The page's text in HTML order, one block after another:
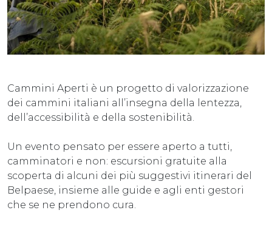
Cammini Aperti è un progetto di valorizzazione
dei cammini italiani all’insegna della lentezza,
dell’accessibilità e della sostenibilità.
Un evento pensato per essere aperto a tutti,
camminatori e non: escursioni gratuite alla
scoperta di alcuni dei più suggestivi itinerari del
Belpaese, insieme alle guide e agli enti gestori
che se ne prendono cura.